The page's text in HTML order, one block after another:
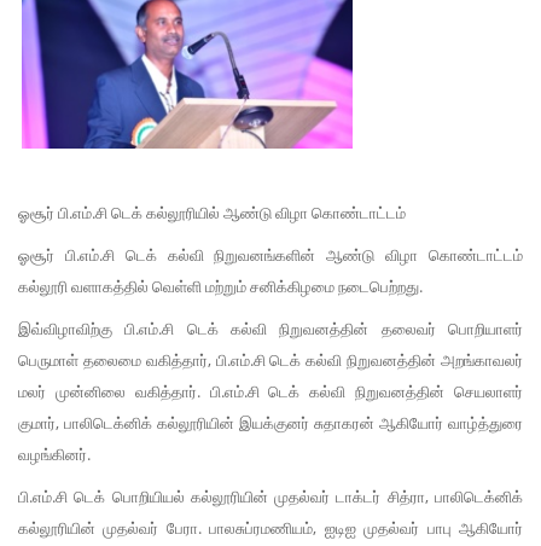
ஓசூர் பி.எம்.சி டெக் கல்லூரியில் ஆண்டு விழா கொண்டாட்டம்
ஓசூர் பி.எம்.சி டெக் கல்வி நிறுவனங்களின் ஆண்டு விழா கொண்டாட்டம்
கல்லூரி வளாகத்தில் வெள்ளி மற்றும் சனிக்கிழமை நடைபெற்றது.
இவ்விழாவிற்கு பி.எம்.சி டெக் கல்வி நிறுவனத்தின் தலைவர் பொறியாளர்
பெருமாள் தலைமை வகித்தார், பி.எம்.சி டெக் கல்வி நிறுவனத்தின் அறங்காவலர்
மலர் முன்னிலை வகித்தார். பி.எம்.சி டெக் கல்வி நிறுவனத்தின் செயலாளர்
குமார், பாலிடெக்னிக் கல்லூரியின் இயக்குனர் சுதாகரன் ஆகியோர் வாழ்த்துரை
வழங்கினர்.
பி.எம்.சி டெக் பொறியியல் கல்லூரியின் முதல்வர் டாக்டர் சித்ரா, பாலிடெக்னிக்
கல்லூரியின் முதல்வர் பேரா. பாலசுப்ரமணியம், ஐடிஐ முதல்வர் பாபு ஆகியோர்